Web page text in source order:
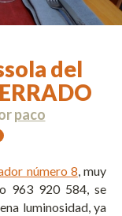
del
paco
número 8 , muy
963 920 584, se
luminosidad, ya